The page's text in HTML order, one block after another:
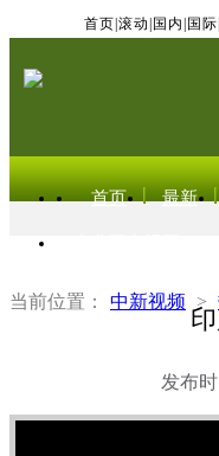
首页 滚动 国内 国际
首页 最新
当前位置： 中新视频 >
发布